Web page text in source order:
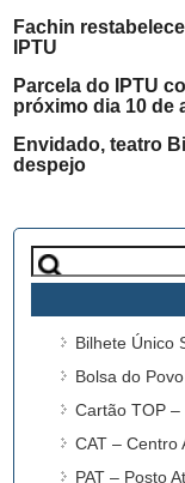
Fachin
IPTU
Parcela do IPTU
próximo dia 10 de
Envidado, teatro
despejo
Pesquisar
por:
Bilhete Único
Bolsa do
Cartão TOP
CAT – Centro
PAT – Posto